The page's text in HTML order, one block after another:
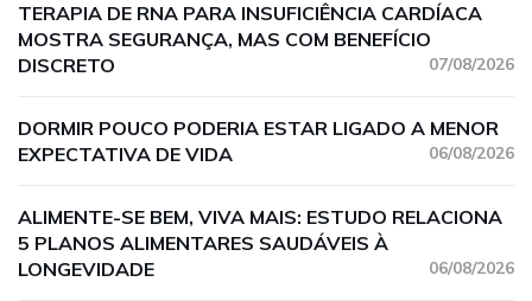
TERAPIA DE RNA PARA INSUFICIÊNCIA CARDÍACA
MOSTRA SEGURANÇA, MAS COM BENEFÍCIO
DISCRETO
07/08/2026
DORMIR POUCO PODERIA ESTAR LIGADO A MENOR
EXPECTATIVA DE VIDA
06/08/2026
ALIMENTE-SE BEM, VIVA MAIS: ESTUDO RELACIONA
5 PLANOS ALIMENTARES SAUDÁVEIS À
LONGEVIDADE
06/08/2026